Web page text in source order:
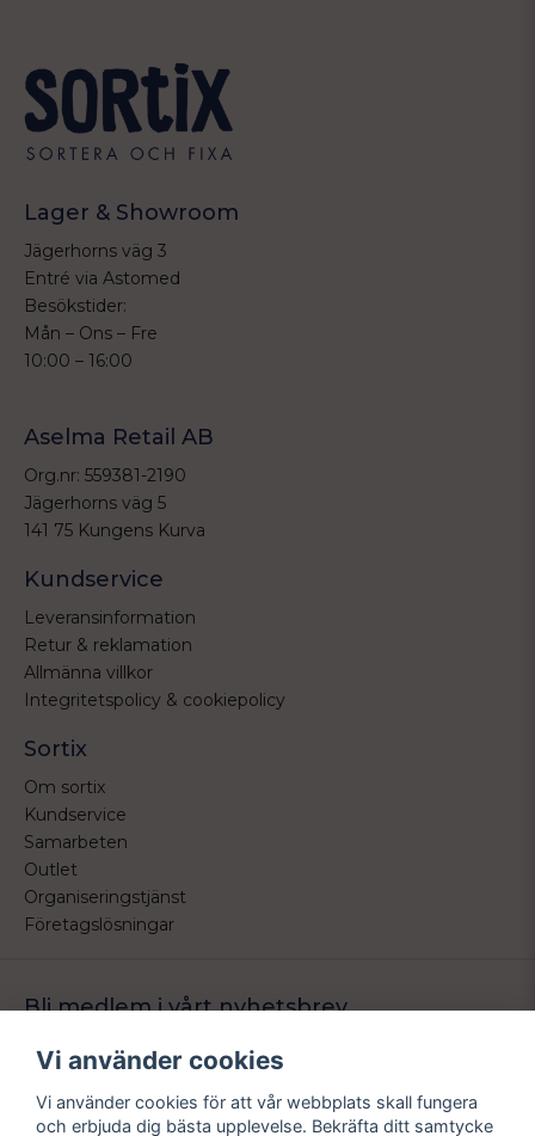
Lager & Showroom
Jägerhorns väg 3
Entré via Astomed
Besökstider:
Mån – Ons – Fre
10:00 – 16:00
Aselma Retail AB
Org.nr: 559381-2190
Jägerhorns väg 5
141 75 Kungens Kurva
Kundservice
Leveransinformation
Retur & reklamation
Allmänna villkor
Integritetspolicy & cookiepolicy
Sortix
Om sortix
Kundservice
Samarbeten
Outlet
Organiseringstjänst
Företagslösningar
Bli medlem i vårt nyhetsbrev
email
Mejladress Skicka
erbjudande.
Vi använder cookies
Vi använder cookies för att vår webbplats skall fungera
och erbjuda dig bästa upplevelse. Bekräfta ditt samtycke